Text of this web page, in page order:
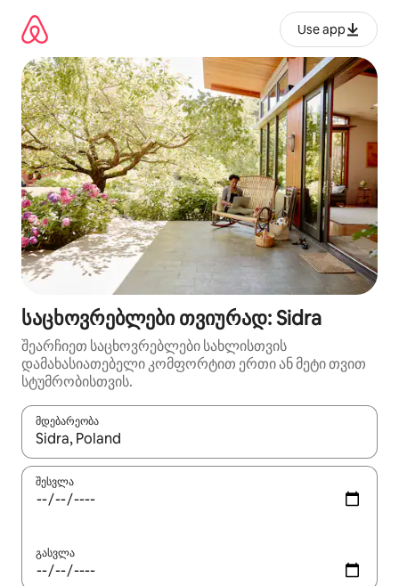
გადასვლა
Use app
საცხოვრებლები თვიურად: Sidra
შეარჩიეთ საცხოვრებლები სახლისთვის
დამახასიათებელი კომფორტით ერთი ან მეტი თვით
სტუმრობისთვის.
მდებარეობა
როცა შედეგები ხელმისაწვდომი გახდება, ნავიგაციისთვის
შესვლა
გასვლა